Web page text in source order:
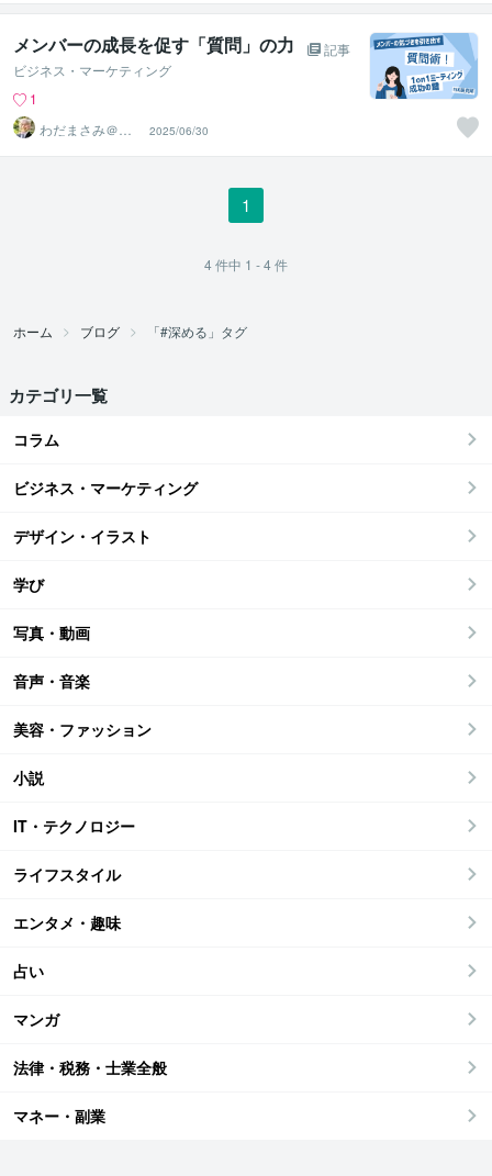
メンバーの成長を促す「質問」の力
記事
ビジネス・マーケティング
1
わだまさみ＠経
営カウンセラー
2025/06/30
1
4件中 1 - 4件
ホーム ブログ 「#深める」タグ
カテゴリ一覧
コラム
ビジネス・マーケティング
デザイン・イラスト
学び
写真・動画
音声・音楽
美容・ファッション
小説
IT・テクノロジー
ライフスタイル
エンタメ・趣味
占い
マンガ
法律・税務・士業全般
マネー・副業